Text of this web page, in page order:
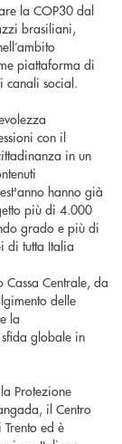
la COP30 dal
brasiliani,
piattaforma di
social.
con il
in un
hanno già
più di 4.000
grado e più di
di tutta Italia
Centrale, da
delle
la
globale in
Protezione
il Centro
ed è